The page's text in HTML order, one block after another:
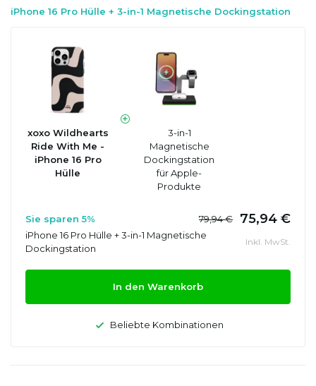
iPhone 16 Pro Hülle + 3-in-1 Magnetische Dockingstation
xoxo Wildhearts
Ride With Me -
iPhone 16 Pro
Hülle
3-in-1
Magnetische
Dockingstation
für Apple-
Produkte
Sie sparen 5% 79,94 € 75,94 €
iPhone 16 Pro Hülle + 3-in-1 Magnetische
Dockingstation
Inkl. MwSt.
In den Warenkorb
Beliebte Kombinationen